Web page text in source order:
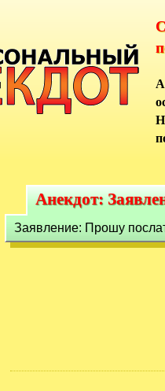
Анекдот:
Анекдот:
Заявление: Прошу